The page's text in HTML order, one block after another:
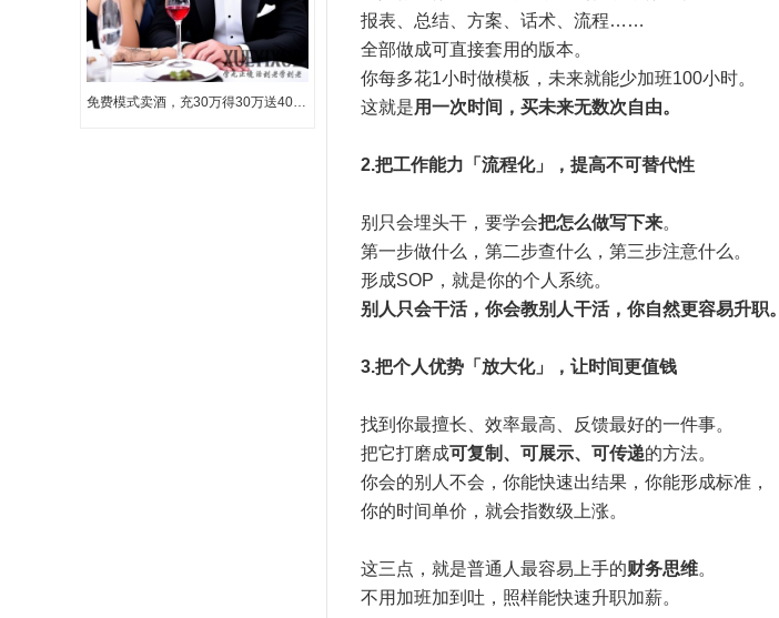
免费模式卖酒，充30万得30万送40万路虎汽气车一辆，1年还包赚50万
报表、总结、方案、话术、流程……
全部做成可直接套用的版本。
你每多花1小时做模板，未来就能少加班100小时。
这就是用一次时间，买未来无数次自由。
2.把工作能力「流程化」，提高不可替代性
别只会埋头干，要学会把怎么做写下来。
第一步做什么，第二步查什么，第三步注意什么。
形成SOP，就是你的个人系统。
别人只会干活，你会教别人干活，你自然更容易升职。
3.把个人优势「放大化」，让时间更值钱
找到你最擅长、效率最高、反馈最好的一件事。
把它打磨成可复制、可展示、可传递的方法。
你会的别人不会，你能快速出结果，你能形成标准，
你的时间单价，就会指数级上涨。
这三点，就是普通人最容易上手的财务思维。
不用加班加到吐，照样能快速升职加薪。